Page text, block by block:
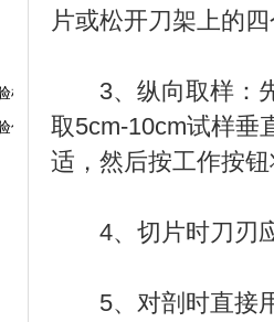
机
仪
片或松开刀架上的
3、纵向取样：先
取5cm-10cm试样垂
适，然后按工作按
4、切片时刀刃应
5、对剖时直接用